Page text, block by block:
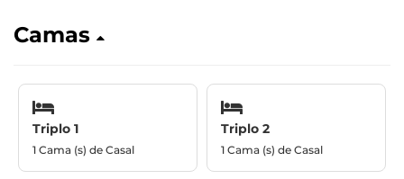
Camas
Triplo 1
1 Cama (s) de Casal
Triplo 2
1 Cama (s) de Casal